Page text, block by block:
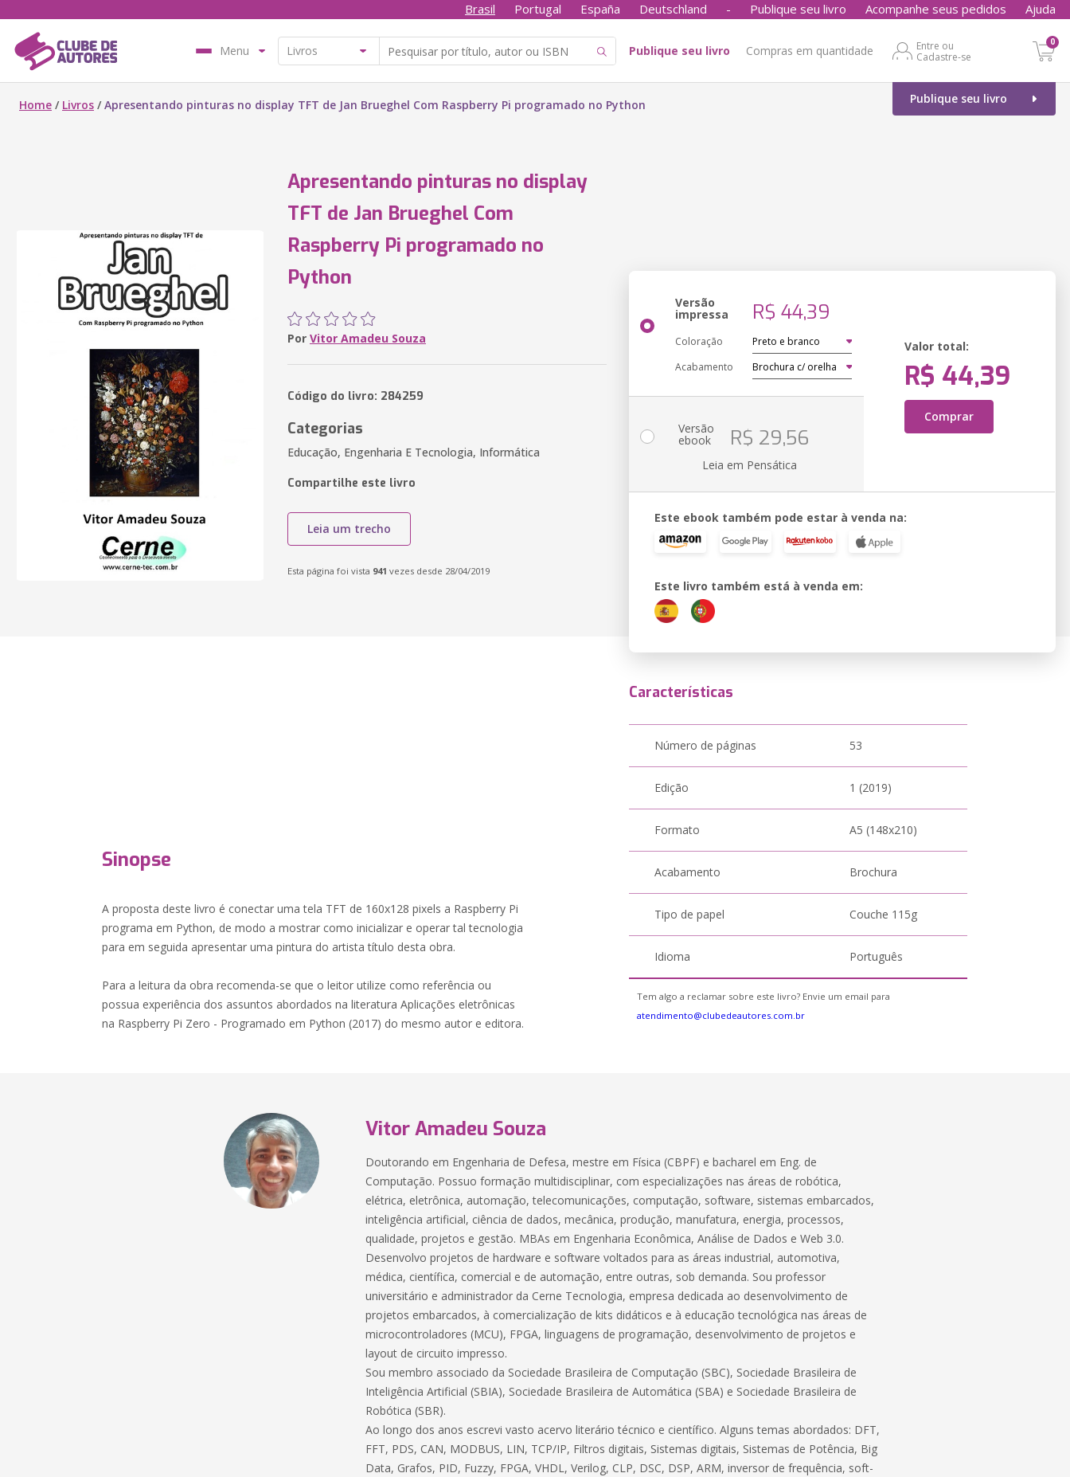
Brasil Portugal España Deutschland - Publique seu livro Acompanhe seus pedidos Ajuda
Menu Publique seu livro Compras em quantidade
Entre ou
Cadastre-se
0
Publique seu livro
Home / Livros /Apresentando pinturas no display TFT de Jan Brueghel Com Raspberry Pi programado no Python
Apresentando pinturas no display
TFT de Jan Brueghel Com
Raspberry Pi programado no
Python
Por Vitor Amadeu Souza
Código do livro: 284259
Categorias
Educação, Engenharia E Tecnologia, Informática
Compartilhe este livro
Leia um trecho
Esta página foi vista 941 vezes desde 28/04/2019
Versão
impressa R$ 44,39
Coloração
Acabamento
Valor total:
R$ 44,39
Comprar
Versão
ebook R$ 29,56
Leia em Pensática
Este ebook também pode estar à venda na:
Este livro também está à venda em:
Sinopse
A proposta deste livro é conectar uma tela TFT de 160x128 pixels a Raspberry Pi
programa em Python, de modo a mostrar como inicializar e operar tal tecnologia
para em seguida apresentar uma pintura do artista título desta obra.
Para a leitura da obra recomenda-se que o leitor utilize como referência ou
possua experiência dos assuntos abordados na literatura Aplicações eletrônicas
na Raspberry Pi Zero - Programado em Python (2017) do mesmo autor e editora.
Características
Número de páginas 53
Edição 1 (2019)
Formato A5 (148x210)
Acabamento Brochura
Tipo de papel Couche 115g
Idioma Português
Tem algo a reclamar sobre este livro? Envie um email para
atendimento@clubedeautores.com.br
Vitor Amadeu Souza
Doutorando em Engenharia de Defesa, mestre em Física (CBPF) e bacharel em Eng. de
Computação. Possuo formação multidisciplinar, com especializações nas áreas de robótica,
elétrica, eletrônica, automação, telecomunicações, computação, software, sistemas embarcados,
inteligência artificial, ciência de dados, mecânica, produção, manufatura, energia, processos,
qualidade, projetos e gestão. MBAs em Engenharia Econômica, Análise de Dados e Web 3.0.
Desenvolvo projetos de hardware e software voltados para as áreas industrial, automotiva,
médica, científica, comercial e de automação, entre outras, sob demanda. Sou professor
universitário e administrador da Cerne Tecnologia, empresa dedicada ao desenvolvimento de
projetos embarcados, à comercialização de kits didáticos e à educação tecnológica nas áreas de
microcontroladores (MCU), FPGA, linguagens de programação, desenvolvimento de projetos e
layout de circuito impresso.
Sou membro associado da Sociedade Brasileira de Computação (SBC), Sociedade Brasileira de
Inteligência Artificial (SBIA), Sociedade Brasileira de Automática (SBA) e Sociedade Brasileira de
Robótica (SBR).
Ao longo dos anos escrevi vasto acervo literário técnico e científico. Alguns temas abordados: DFT,
FFT, PDS, CAN, MODBUS, LIN, TCP/IP, Filtros digitais, Sistemas digitais, Sistemas de Potência, Big
Data, Grafos, PID, Fuzzy, FPGA, VHDL, Verilog, CLP, DSC, DSP, ARM, inversor de frequência, soft-